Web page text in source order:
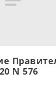
N 576